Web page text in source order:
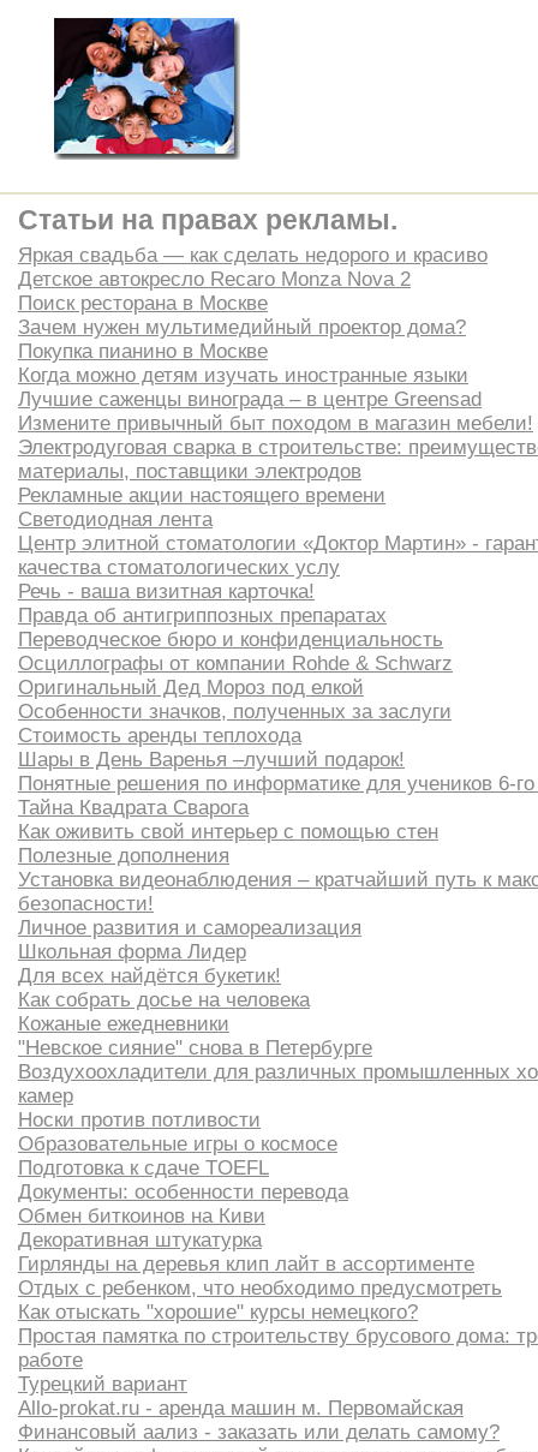
Статьи на правах рекламы.
Яркая свадьба — как сделать недорого и красиво
Детское автокресло Recaro Monza Nova 2
Поиск ресторана в Москве
Зачем нужен мультимедийный проектор дома?
Покупка пианино в Москве
Когда можно детям изучать иностранные языки
Лучшие саженцы винограда – в центре Greensad
Измените привычный быт походом в магазин мебели!
Электродуговая сварка в строительстве:
материалы, поставщики электродов
Рекламные акции настоящего времени
Светодиодная лента
Центр элитной стоматологии «Доктор Мартин» -
качества стоматологических услу
Речь - ваша визитная карточка!
Правда об антигриппозных препаратах
Переводческое бюро и конфиденциальность
Осциллографы от компании Rohde & Schwarz
Оригинальный Дед Мороз под елкой
Особенности значков, полученных за заслуги
Стоимость аренды теплохода
Шары в День Варенья –лучший подарок!
Понятные решения по информатике для учеников 6-го
Тайна Квадрата Сварога
Как оживить свой интерьер с помощью стен
Полезные дополнения
Установка видеонаблюдения – кратчайший путь к
безопасности!
Личное развития и самореализация
Школьная форма Лидер
Для всех найдётся букетик!
Как собрать досье на человека
Кожаные ежедневники
"Невское сияние" снова в Петербурге
Воздухоохладители для различных промышленных
камер
Носки против потливости
Образовательные игры о космосе
Подготовка к сдаче TOEFL
Документы: особенности перевода
Обмен биткоинов на Киви
Декоративная штукатурка
Гирлянды на деревья клип лайт в ассортименте
Отдых с ребенком, что необходимо предусмотреть
Как отыскать "хорошие" курсы немецкого?
Простая памятка по строительству брусового дома:
работе
Турецкий вариант
Аllo-prokat.ru - аренда машин м. Первомайская
Финансовый аализ - заказать или делать самому?